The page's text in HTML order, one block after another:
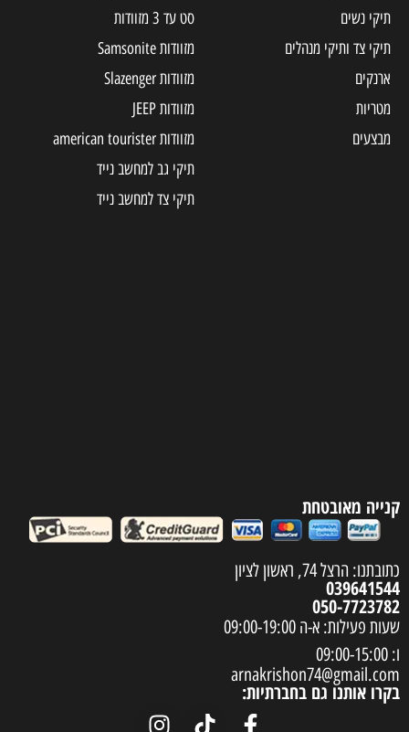
תיקי נשים
תיקי צד ותיקי מנהלים
ארנקים
מטריות
מבצעים
סט עד 3 מזוודות
מזוודות Samsonite
מזוודות Slazenger
מזוודות JEEP
מזוודות american tourister
תיקי גב למחשב נייד
תיקי צד למחשב נייד
קנייה מאובטחת
כתובתנו: הרצל 74, ראשון לציון
039641544
050-7723782
שעות פעילות: א-ה 09:00-19:00
ו: 09:00-15:00
arnakrishon74@gmail.com
בקרו אותנו גם בחברתיות: